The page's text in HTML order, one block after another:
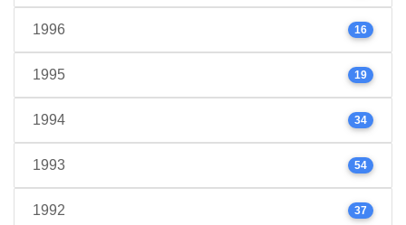
1996 16
1995 19
1994 34
1993 54
1992 37